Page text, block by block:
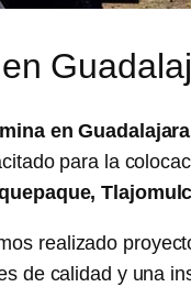
en Guadalajara
para la
realizado
de calidad y una